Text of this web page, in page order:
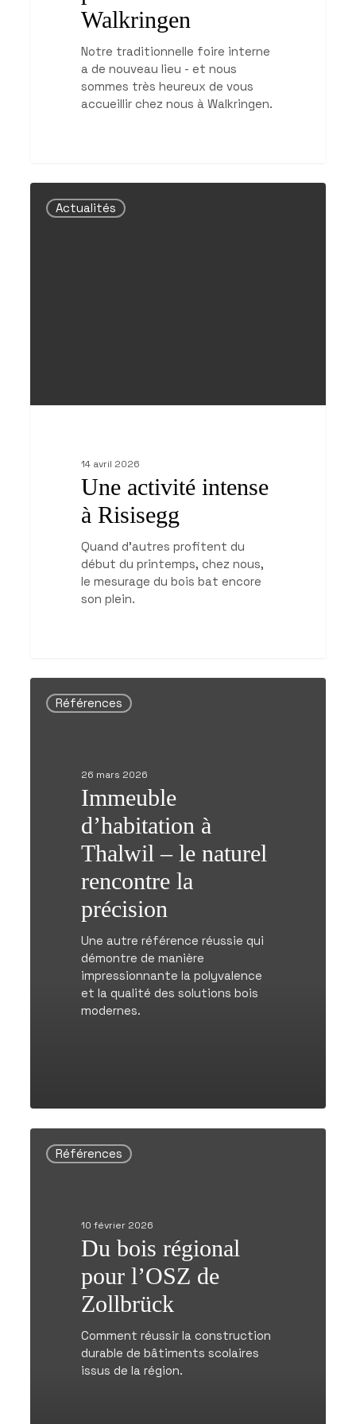
Walkringen
Notre traditionnelle foire interne
a de nouveau lieu - et nous
sommes très heureux de vous
accueillir chez nous à Walkringen.
Une
activitéActualités
14 avril 2026
Une activité intense
à Risisegg
Quand d'autres profitent du
début du printemps, chez nous,
le mesurage du bois bat encore
son plein.
Immeuble
d’habitation
rencontre
précision
Références
26 mars 2026
Immeuble
d’habitation à
Thalwil – le naturel
rencontre la
précision
Une autre référence réussie qui
démontre de manière
impressionnante la polyvalence
et la qualité des solutions bois
modernes.
Du
bois Références
10 février 2026
Du bois régional
pour l’OSZ de
Zollbrück
Comment réussir la construction
durable de bâtiments scolaires
issus de la région.